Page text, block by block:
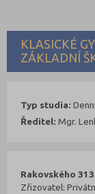
KLASICKÉ
ZÁKLADNÍ
Rakovského
Zřizovatel:
Typ studia:
Ředitel: Mgr.